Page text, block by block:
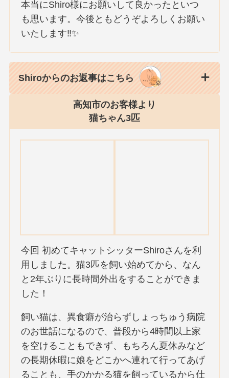
本当にShiro様にお願いして良かったといつ
も思います。今後ともどうぞよろしくお願い
いたします‼✨
Shiroからのお返事はこちら
高知市のお客様より
猫ちゃん3匹
今回 初めてキャットシッターShiroさんを利
用しました。猫3匹を飼い始めてから、なん
と2年ぶりに長時間外出をすることができま
した！
飼い猫は、異食癖が治らずしょっちゅう病院
のお世話になるので、普段から4時間以上家
を空けることもできず、もちろん夏休みなど
の長期休暇に娘をどこかへ連れて行ってあげ
ることも、手のかかる猫を飼っているから仕